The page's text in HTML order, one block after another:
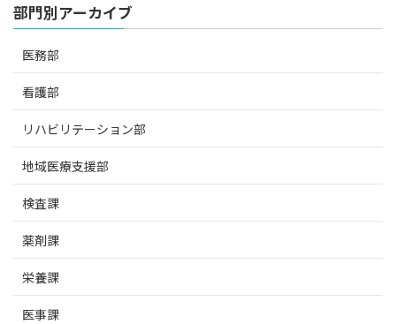
部門別アーカイブ
医務部
看護部
リハビリテーション部
地域医療支援部
検査課
薬剤課
栄養課
医事課